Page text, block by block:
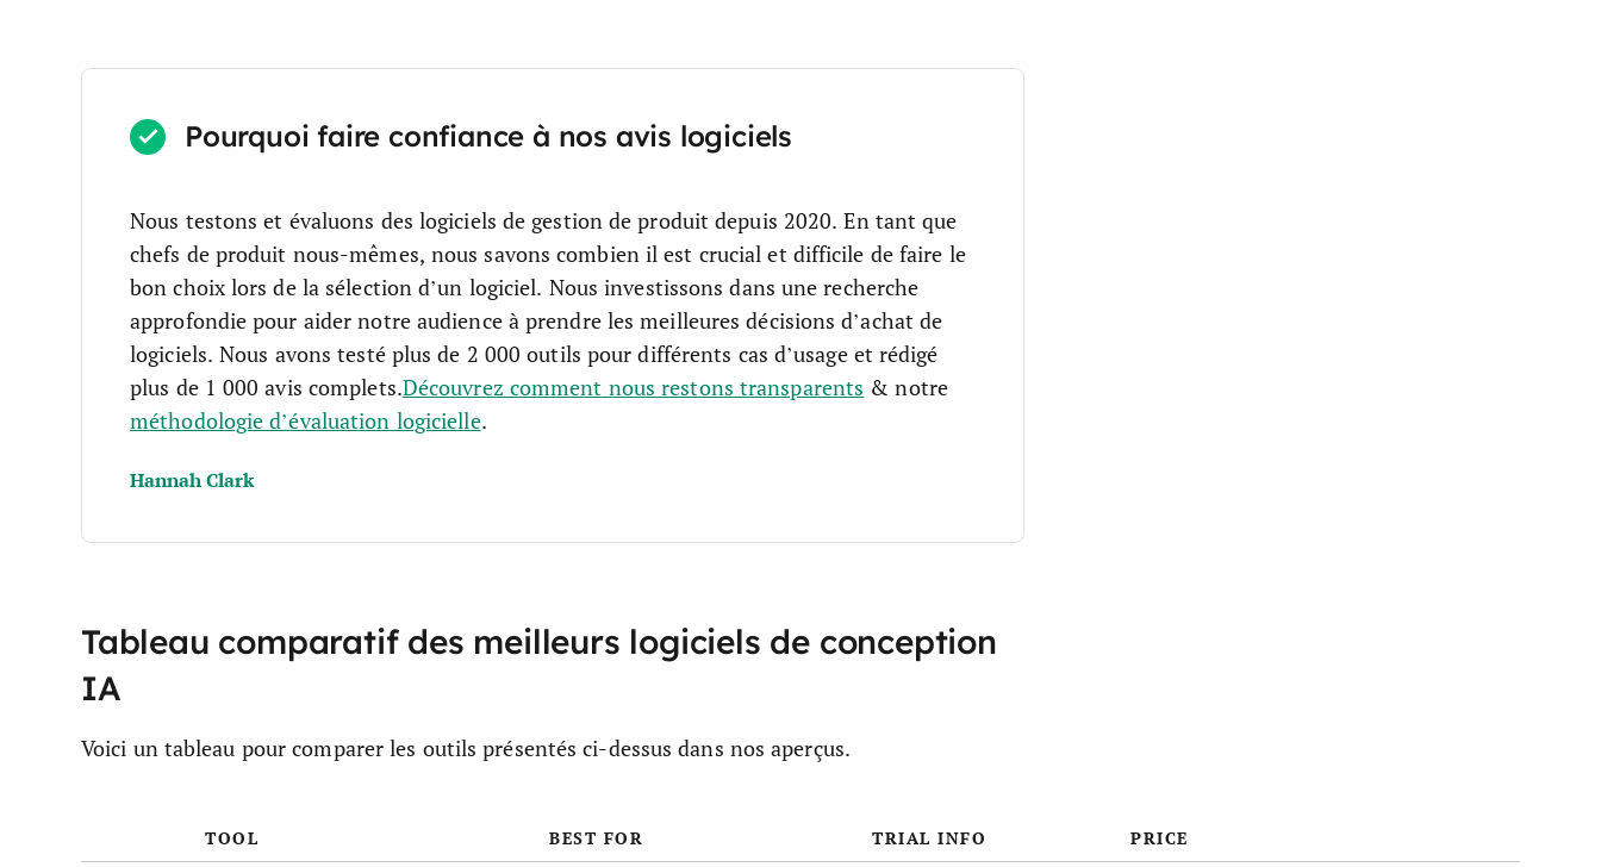
Pourquoi faire confiance à nos avis logiciels
Nous testons et évaluons des logiciels de gestion de produit depuis 2020. En tant que
chefs de produit nous-mêmes, nous savons combien il est crucial et difficile de faire le
bon choix lors de la sélection d’un logiciel. Nous investissons dans une recherche
approfondie pour aider notre audience à prendre les meilleures décisions d’achat de
logiciels. Nous avons testé plus de 2 000 outils pour différents cas d’usage et rédigé
plus de 1 000 avis complets.Découvrez comment nous restons transparents & notre
méthodologie d’évaluation logicielle.
Hannah Clark
Tableau comparatif des meilleurs logiciels de conception
IA
Voici un tableau pour comparer les outils présentés ci-dessus dans nos aperçus.
TOOL BEST FOR TRIAL INFO PRICE